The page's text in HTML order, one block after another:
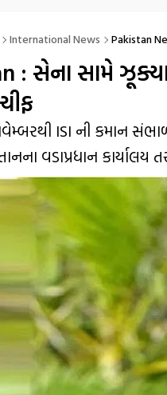
International News Pakistan
: સેના સામે
ISI ની કમાન
વડાપ્રધાન